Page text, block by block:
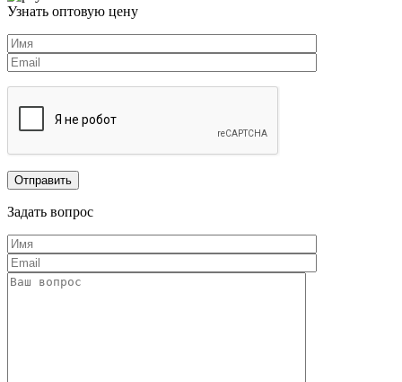
Узнать оптовую цену
Задать вопрос